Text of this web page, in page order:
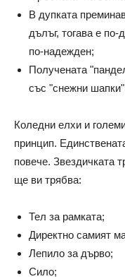
В дупката
дълъг, тогава е по-
по-надежден;
Получената
със "снежни
Коледни елхи и
принцип.
повече. Звездичката
ще ви трябва:
Тел за рамката;
Директно самият
Лепило за дърво;
Сило;